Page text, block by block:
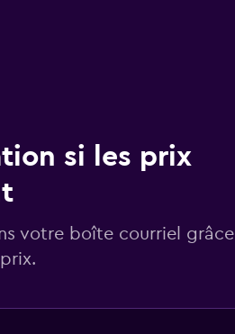
si les prix
votre boîte courriel grâce